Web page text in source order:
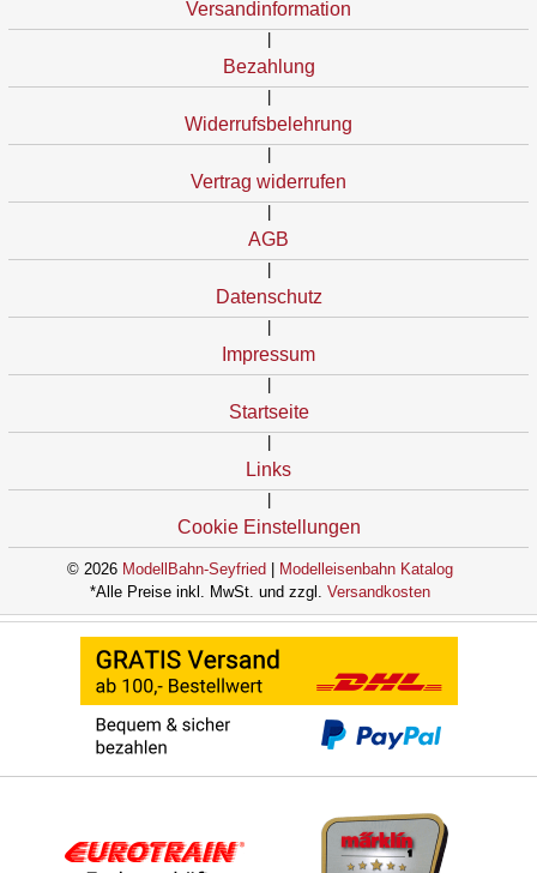
Versandinformation
Bezahlung
Widerrufsbelehrung
Vertrag widerrufen
AGB
Datenschutz
Impressum
Startseite
Links
Cookie Einstellungen
© 2026 ModellBahn-Seyfried
Modelleisenbahn Katalog
*Alle Preise inkl. MwSt. und zzgl. Versandkosten